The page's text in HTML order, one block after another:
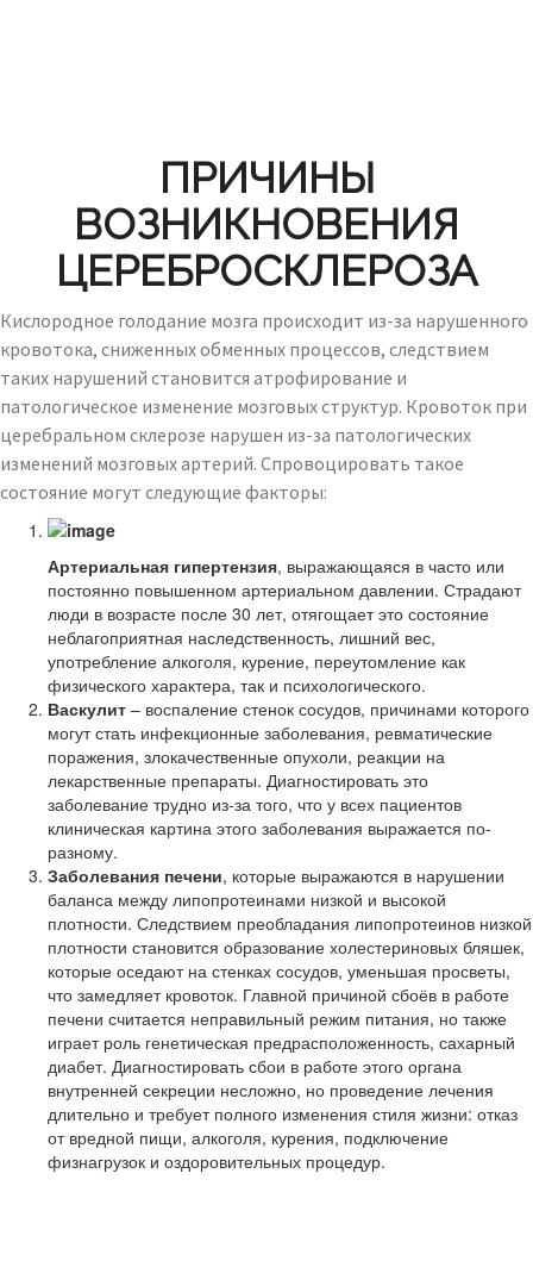
ПРИЧИНЫ
ВОЗНИКНОВЕНИЯ
ЦЕРЕБРОСКЛЕРОЗА
Кислородное голодание мозга происходит из-за нарушенного
кровотока, сниженных обменных процессов, следствием
таких нарушений становится атрофирование и
патологическое изменение мозговых структур. Кровоток при
церебральном склерозе нарушен из-за патологических
изменений мозговых артерий. Спровоцировать такое
состояние могут следующие факторы:
Артериальная гипертензия, выражающаяся в часто или
постоянно повышенном артериальном давлении. Страдают
люди в возрасте после 30 лет, отягощает это состояние
неблагоприятная наследственность, лишний вес,
употребление алкоголя, курение, переутомление как
физического характера, так и психологического.
Васкулит – воспаление стенок сосудов, причинами которого
могут стать инфекционные заболевания, ревматические
поражения, злокачественные опухоли, реакции на
лекарственные препараты. Диагностировать это
заболевание трудно из-за того, что у всех пациентов
клиническая картина этого заболевания выражается по-
разному.
Заболевания печени, которые выражаются в нарушении
баланса между липопротеинами низкой и высокой
плотности. Следствием преобладания липопротеинов низкой
плотности становится образование холестериновых бляшек,
которые оседают на стенках сосудов, уменьшая просветы,
что замедляет кровоток. Главной причиной сбоёв в работе
печени считается неправильный режим питания, но также
играет роль генетическая предрасположенность, сахарный
диабет. Диагностировать сбои в работе этого органа
внутренней секреции несложно, но проведение лечения
длительно и требует полного изменения стиля жизни: отказ
от вредной пищи, алкоголя, курения, подключение
физнагрузок и оздоровительных процедур.